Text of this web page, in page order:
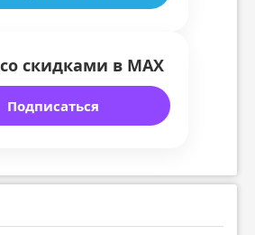
скидками в MAX
Подписаться